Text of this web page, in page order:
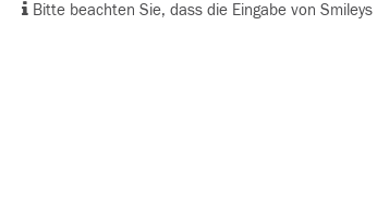
Bitte beachten Sie, dass die Eingabe von